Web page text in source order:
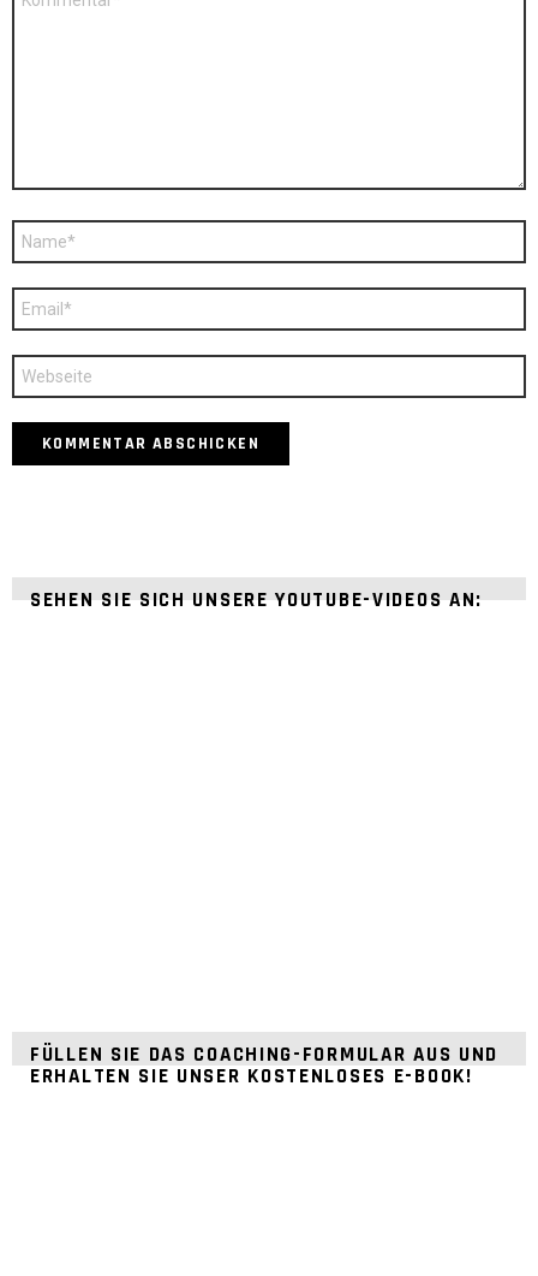
Name
E-
Mail
*
Webseite
SEHEN SIE SICH UNSERE YOUTUBE-VIDEOS AN:
FÜLLEN SIE DAS COACHING-FORMULAR AUS UND
ERHALTEN SIE UNSER KOSTENLOSES E-BOOK!